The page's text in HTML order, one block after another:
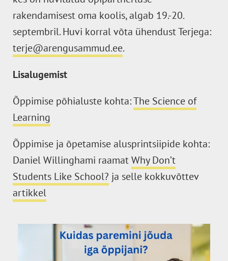
rakendamisest oma koolis, algab 19.-20.
septembril. Huvi korral võta ühendust Terjega:
terje@arengusammud.ee.
Lisalugemist
Õppimise põhialuste kohta:The Science of
Learning
Õppimise ja õpetamise alusprintsiipide kohta:
Daniel Willinghami raamatWhy Don’t
Students Like School? ja selle kokkuvõttev
artikkel